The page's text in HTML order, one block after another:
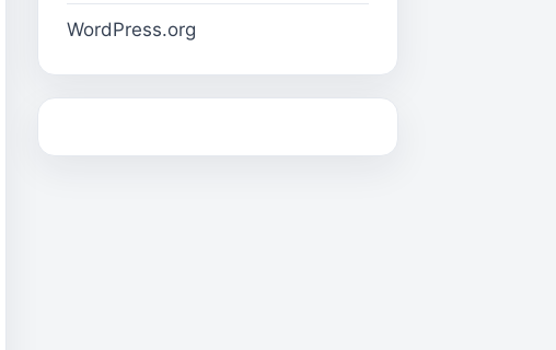
WordPress.org